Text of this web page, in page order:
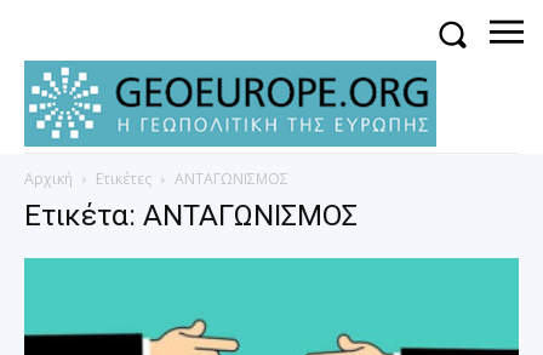
Αρχική Ετικέτες ΑΝΤΑΓΩΝΙΣΜΟΣ
Ετικέτα: ΑΝΤΑΓΩΝΙΣΜΟΣ